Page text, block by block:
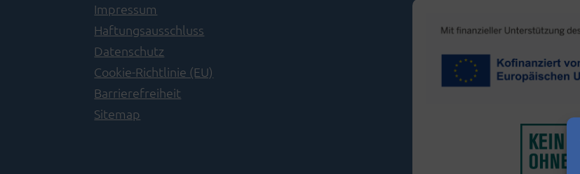
Impressum
Haftungsausschluss
Datenschutz
Cookie-Richtlinie (EU)
Barrierefreiheit
Sitemap